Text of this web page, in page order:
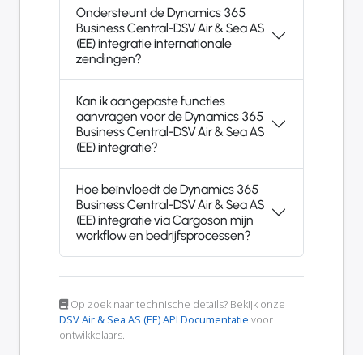
Ondersteunt de Dynamics 365
Business Central-DSV Air & Sea AS
(EE) integratie internationale
zendingen?
Kan ik aangepaste functies
aanvragen voor de Dynamics 365
Business Central-DSV Air & Sea AS
(EE) integratie?
Hoe beïnvloedt de Dynamics 365
Business Central-DSV Air & Sea AS
(EE) integratie via Cargoson mijn
workflow en bedrijfsprocessen?
Op zoek naar technische details? Bekijk onze
DSV Air & Sea AS (EE) API Documentatie voor
ontwikkelaars.